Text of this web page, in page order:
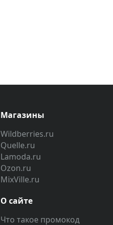
Магазины
Wildberries.ru
Quelle.ru
Lamoda.ru
Ozon.ru
MixVille.ru
О сайте
Что такое промокод